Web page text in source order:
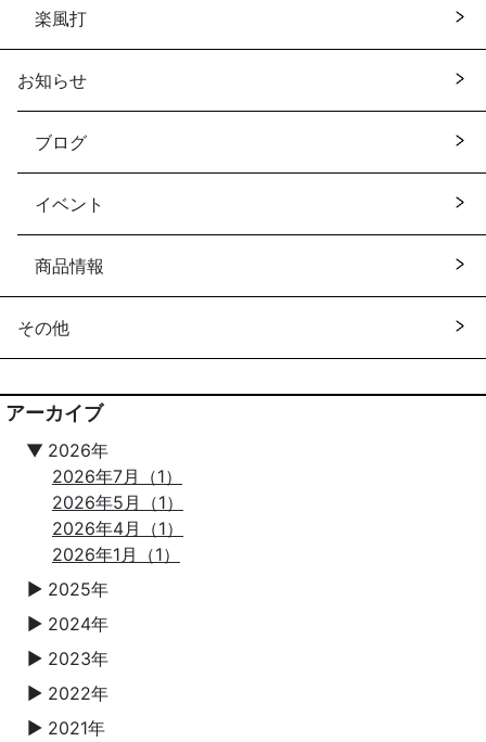
楽風打
お知らせ
ブログ
イベント
商品情報
その他
アーカイブ
▼ 2026年
2026年7月（1）
2026年5月（1）
2026年4月（1）
2026年1月（1）
▼ 2025年
▼ 2024年
▼ 2023年
▼ 2022年
▼ 2021年